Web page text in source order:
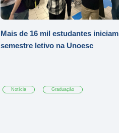
Mais de 16 mil estudantes iniciam
semestre letivo na Unoesc
Notícia Graduação